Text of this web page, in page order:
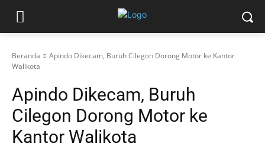
Beranda
Apindo Dikecam, Buruh Cilegon Dorong Motor ke Kantor
Walikota
Apindo Dikecam, Buruh
Cilegon Dorong Motor ke
Kantor Walikota